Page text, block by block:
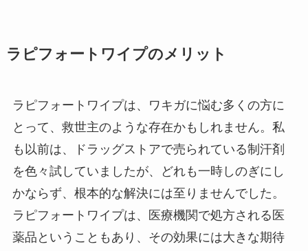
ラピフォートワイプのメリット
ラピフォートワイプは、ワキガに悩む多くの方に
とって、救世主のような存在かもしれません。私
も以前は、ドラッグストアで売られている制汗剤
を色々試していましたが、どれも一時しのぎにし
かならず、根本的な解決には至りませんでした。
ラピフォートワイプは、医療機関で処方される医
薬品ということもあり、その効果には大きな期待